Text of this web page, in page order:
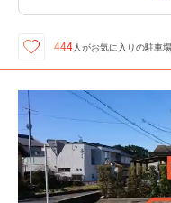
444 人がお気に入りの駐車場